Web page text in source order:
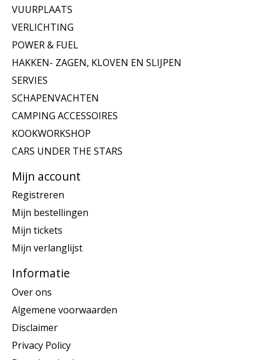
VUURPLAATS
VERLICHTING
POWER & FUEL
HAKKEN- ZAGEN, KLOVEN EN SLIJPEN
SERVIES
SCHAPENVACHTEN
CAMPING ACCESSOIRES
KOOKWORKSHOP
CARS UNDER THE STARS
Mijn account
Registreren
Mijn bestellingen
Mijn tickets
Mijn verlanglijst
Informatie
Over ons
Algemene voorwaarden
Disclaimer
Privacy Policy